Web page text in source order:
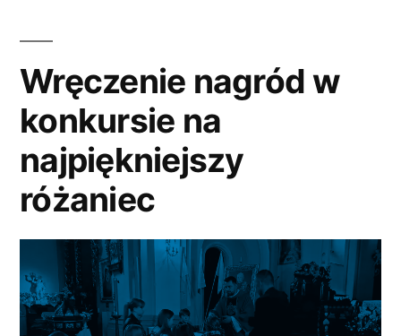
Wręczenie nagród w
konkursie na
najpiękniejszy
różaniec